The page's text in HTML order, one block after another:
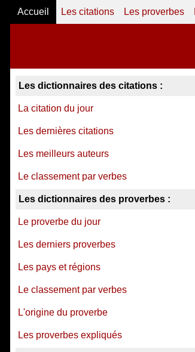
Accueil Les citations Les proverbes
Les dictionnaires des citations :
La citation du jour
Les dernières citations
Les meilleurs auteurs
Le classement par verbes
Les dictionnaires des proverbes :
Le proverbe du jour
Les derniers proverbes
Les pays et régions
Le classement par verbes
L'origine du proverbe
Les proverbes expliqués